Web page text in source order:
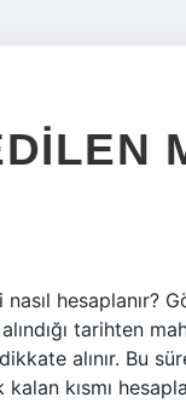
hesaplanır?
tarihten
alınır. Bu
kalan kısmı